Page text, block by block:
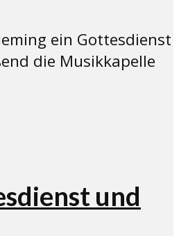
ein Gottesdienst
die Musikkapelle
und